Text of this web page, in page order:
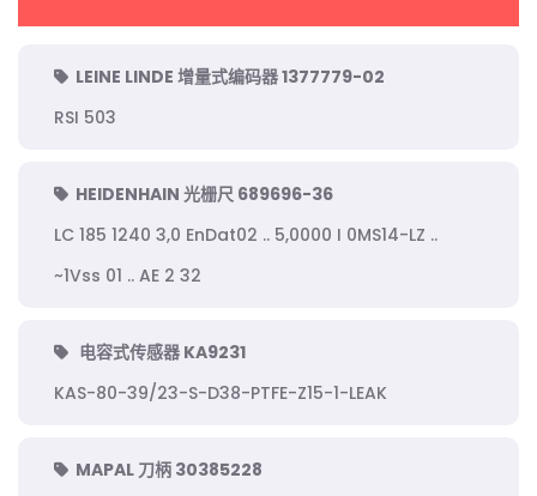
LEINE LINDE 增量式编码器 1377779-02
RSI 503
HEIDENHAIN 光栅尺 689696-36
LC 185 1240 3,0 EnDat02 .. 5,0000 I 0MS14-LZ ..
~1Vss 01 .. AE 2 32
电容式传感器 KA9231
KAS-80-39/23-S-D38-PTFE-Z15-1-LEAK
MAPAL 刀柄 30385228